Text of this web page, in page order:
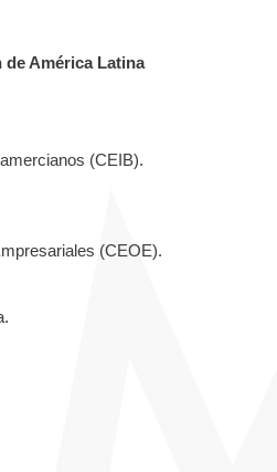
América Latina
(CEIB).
(CEOE).